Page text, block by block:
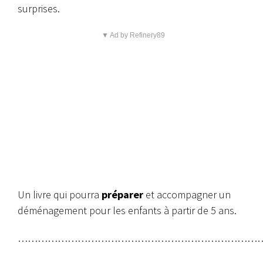
surprises.
▼ Ad by Refinery89
Un livre qui pourra préparer et accompagner un
déménagement pour les enfants à partir de 5 ans.